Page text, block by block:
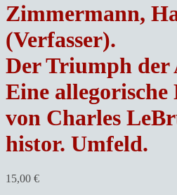
Zimmermann,
(Verfasser).
Der Triumph der
Eine
von Charles
histor. Umfeld.
15,00 €